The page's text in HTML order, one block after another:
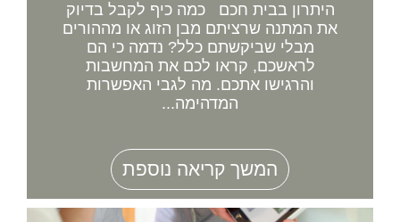
היתרון בבית חכם כמה כיף לקבל בדיוק
את המתנה שרציתם מבן הזוג או מההורים
מבלי שביקשתם כלל? נדמה כי הם
לראשכם, קראו לכם את המחשבות
והרגישו אתכם. מה לגבי האפשרות
המדהימה...
המשך קריאה נוספת